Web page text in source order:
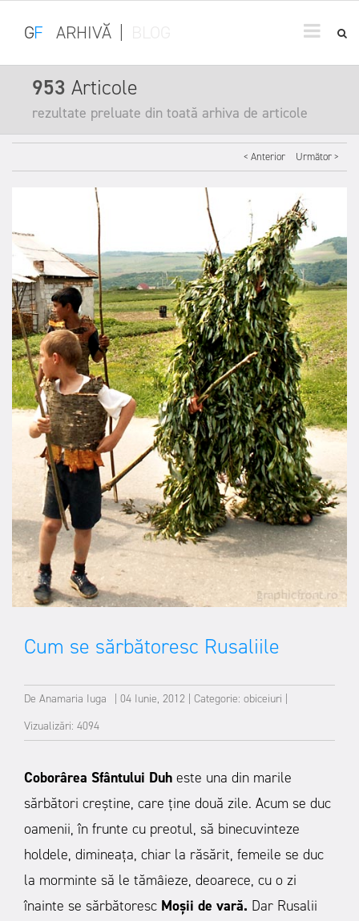
GF ARHIVĂ
953 Articole
rezultate preluate din toată arhiva de articole
< Anterior Următor >
Cum se sărbătoresc Rusaliile
De Anamaria Iuga 04 Iunie, 2012 Categorie: obiceiuri
Vizualizări: 4094
Coborârea Sfântului Duh este una din marile
sărbători creştine, care ţine două zile. Acum se duc
oamenii, în frunte cu preotul, să binecuvinteze
holdele, dimineaţa, chiar la răsărit, femeile se duc
la morminte să le tămâieze, deoarece, cu o zi
înainte se sărbătoresc Moşii de vară. Dar Rusalii